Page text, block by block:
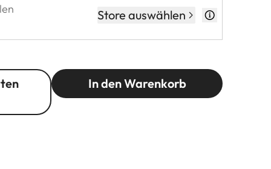
Store auswählen
In den Warenkorb